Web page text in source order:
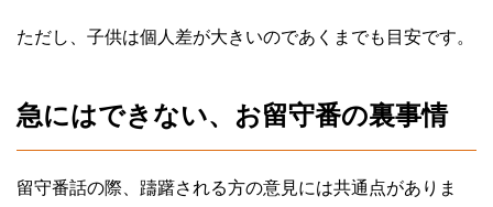
ただし、子供は個人差が大きいのであくまでも目安です。
急にはできない、お留守番の裏事情
留守番話の際、躊躇される方の意見には共通点がありま